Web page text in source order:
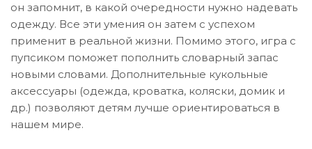
он запомнит, в какой очередности нужно надевать
одежду. Все эти умения он затем с успехом
применит в реальной жизни. Помимо этого, игра с
пупсиком поможет пополнить словарный запас
новыми словами. Дополнительные кукольные
аксессуары (одежда, кроватка, коляски, домик и
др.) позволяют детям лучше ориентироваться в
нашем мире.